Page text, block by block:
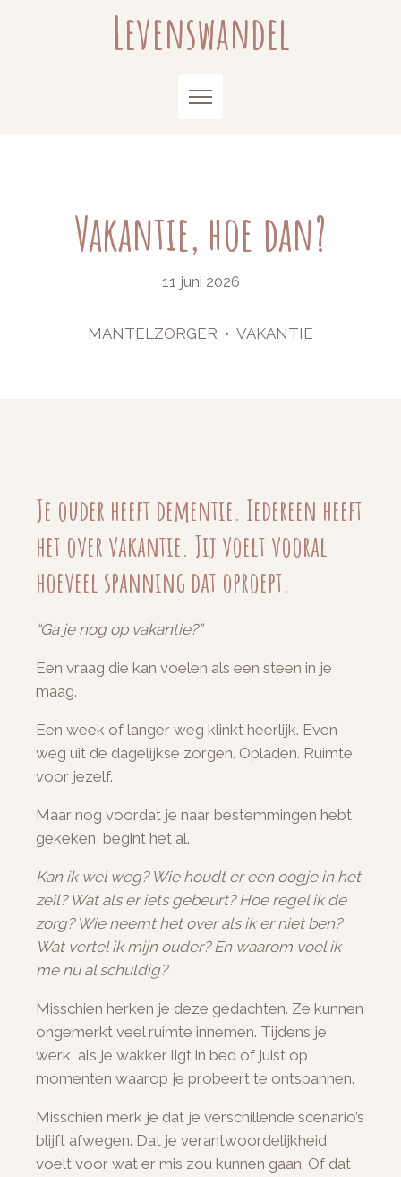
Levenswandel
Vakantie, hoe dan?
11 juni 2026
MANTELZORGER • VAKANTIE
Je ouder heeft dementie. Iedereen heeft
het over vakantie. Jij voelt vooral
hoeveel spanning dat oproept.
“Ga je nog op vakantie?”
Een vraag die kan voelen als een steen in je
maag.
Een week of langer weg klinkt heerlijk. Even
weg uit de dagelijkse zorgen. Opladen. Ruimte
voor jezelf.
Maar nog voordat je naar bestemmingen hebt
gekeken, begint het al.
Kan ik wel weg? Wie houdt er een oogje in het
zeil? Wat als er iets gebeurt? Hoe regel ik de
zorg? Wie neemt het over als ik er niet ben?
Wat vertel ik mijn ouder? En waarom voel ik
me nu al schuldig?
Misschien herken je deze gedachten. Ze kunnen
ongemerkt veel ruimte innemen. Tijdens je
werk, als je wakker ligt in bed of juist op
momenten waarop je probeert te ontspannen.
Misschien merk je dat je verschillende scenario’s
blijft afwegen. Dat je verantwoordelijkheid
voelt voor wat er mis zou kunnen gaan. Of dat